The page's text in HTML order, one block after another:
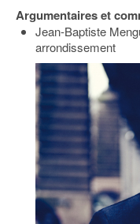
Argumentaires et
Jean-Baptiste
arrondissement